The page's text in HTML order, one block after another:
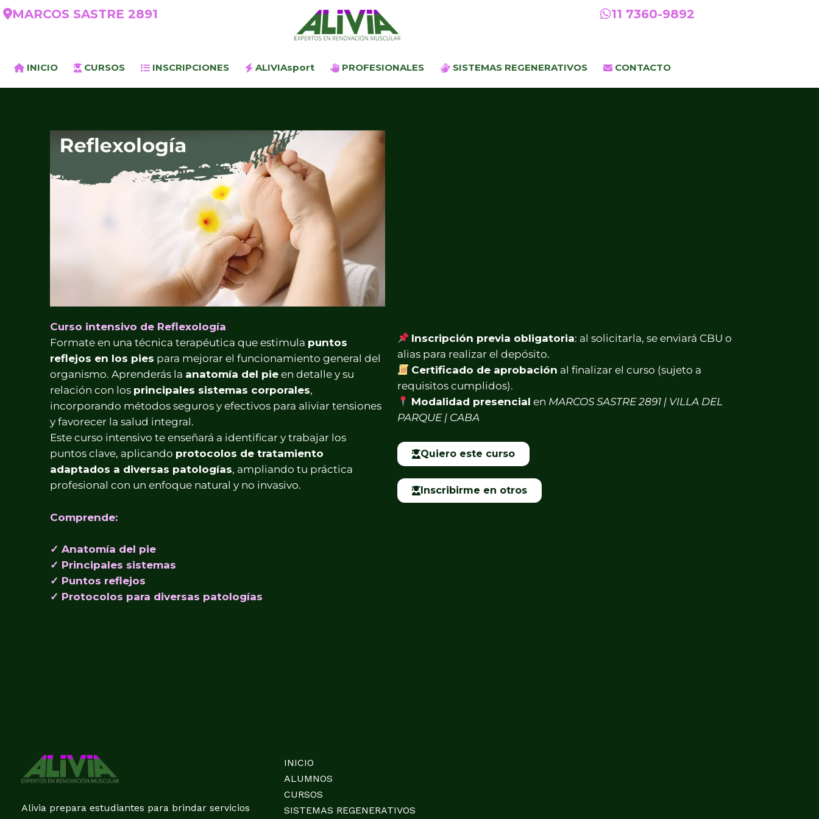
MARCOS SASTRE 2891 11 7360-9892
INICIO CURSOS INSCRIPCIONES ALIVIAsport PROFESIONALES SISTEMAS REGENERATIVOS CONTACTO
Curso intensivo de Reflexología
Formate en una técnica terapéutica que estimula puntos
reflejos en los pies para mejorar el funcionamiento general del
organismo. Aprenderás la anatomía del pie en detalle y su
relación con los principales sistemas corporales,
incorporando métodos seguros y efectivos para aliviar tensiones
y favorecer la salud integral.
Este curso intensivo te enseñará a identificar y trabajar los
puntos clave, aplicando protocolos de tratamiento
adaptados a diversas patologías, ampliando tu práctica
profesional con un enfoque natural y no invasivo.
Comprende:
✓ Anatomía del pie
✓ Principales sistemas
✓ Puntos reflejos
✓ Protocolos para diversas patologías
Inscripción previa obligatoria: al solicitarla, se enviará CBU o
alias para realizar el depósito.
Certificado de aprobación al finalizar el curso (sujeto a
requisitos cumplidos).
Modalidad presencial en MARCOS SASTRE 2891 | VILLA DEL
PARQUE | CABA
Quiero este curso
Inscribirme en otros
Alivia prepara estudiantes para brindar servicios
INICIO
ALUMNOS
CURSOS
SISTEMAS REGENERATIVOS